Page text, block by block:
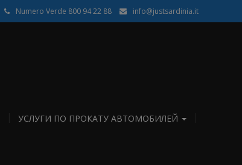
Numero Verde 800 94 22 88 info@justsardinia.it
УСЛУГИ ПО ПРОКАТУ АВТОМОБИЛЕЙ